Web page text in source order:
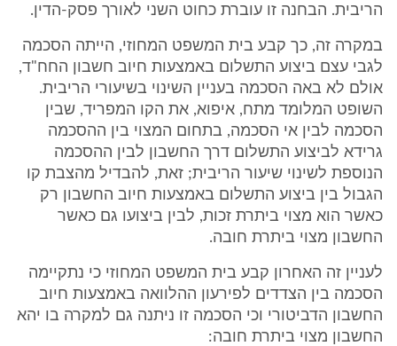
הריבית. הבחנה זו עוברת כחוט השני לאורך פסק-הדין.
במקרה זה, כך קבע בית המשפט המחוזי, הייתה הסכמה
לגבי עצם ביצוע התשלום באמצעות חיוב חשבון החח"ד,
אולם לא באה הסכמה בעניין השינוי בשיעורי הריבית.
השופט המלומד מתח, איפוא, את הקו המפריד, שבין
הסכמה לבין אי הסכמה, בתחום המצוי בין ההסכמה
גרידא לביצוע התשלום דרך החשבון לבין ההסכמה
הנוספת לשינוי שיעור הריבית; זאת, להבדיל מהצבת קו
הגבול בין ביצוע התשלום באמצעות חיוב החשבון רק
כאשר הוא מצוי ביתרת זכות, לבין ביצועו גם כאשר
החשבון מצוי ביתרת חובה.
לעניין זה האחרון קבע בית המשפט המחוזי כי נתקיימה
הסכמה בין הצדדים לפירעון ההלוואה באמצעות חיוב
החשבון הדביטורי וכי הסכמה זו ניתנה גם למקרה בו יהא
החשבון מצוי ביתרת חובה: